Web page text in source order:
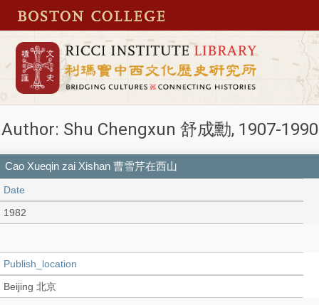
Author: Shu Chengxun 舒成勳, 1907-1990
Cao Xueqin zai Xishan 曹雪芹在西山
Date
1982
Publish_location
Beijing 北京